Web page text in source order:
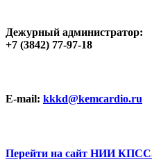
Дежурный администратор:
+7 (3842) 77-97-18
E-mail: kkkd@kemcardio.ru
Перейти на сайт НИИ